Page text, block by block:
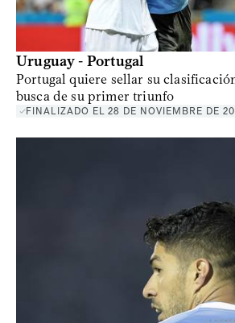
Uruguay - Portugal
Portugal quiere sellar su
busca de su primer triunfo
FINALIZADO EL 28 DE NOVIEMBRE DE